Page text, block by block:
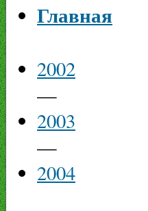
Главная
2002
—
2003
—
2004